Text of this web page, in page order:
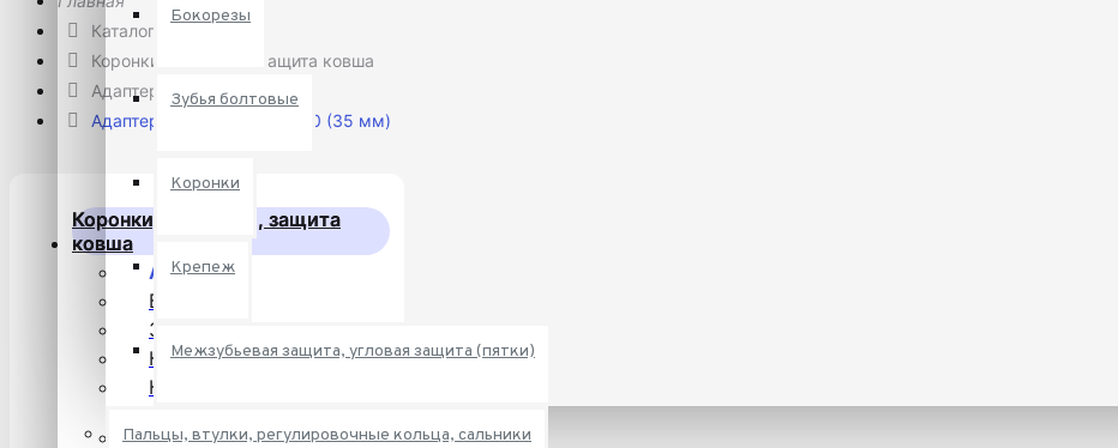
Бокорезы
Зубья болтовые
Коронки
Крепеж
Межзубьевая защита, угловая защита (пятки)
Пальцы, втулки, регулировочные кольца, сальники
Каталог
Коронки, адаптеры, защита ковша
Адаптеры
Адаптер ковша 61N6-31320 (35 мм)
Коронки, адаптеры, защита
ковша
Адаптеры
Бокорезы
Зубья болтовые
Коронки
Крепеж
угловая защита (пятки)